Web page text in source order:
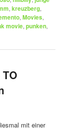
,kreuzberg,
,Movies,
movie,punken,
mit einer